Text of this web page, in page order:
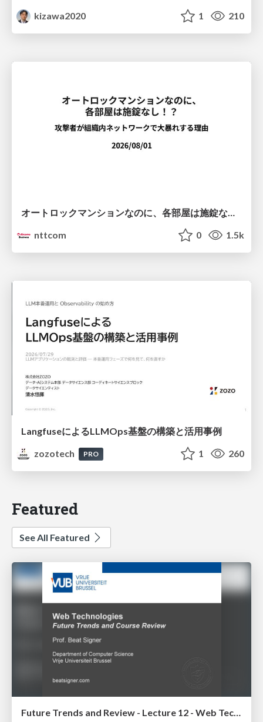
kizawa2020
1 210
nttcom
0 1.5k
LangfuseによるLLMOps基盤の構築と活用事例
zozotech
PRO 1 260
Featured
See All Featured
Future Trends and Review - Lecture 12 - Web Technologies (1019888BNR)